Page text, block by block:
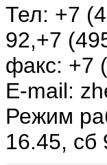
Тел: +7
92,+7
факс: +7
E-mail:
Режим
16.45, сб